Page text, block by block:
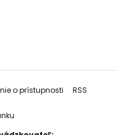
o prístupnosti RSS